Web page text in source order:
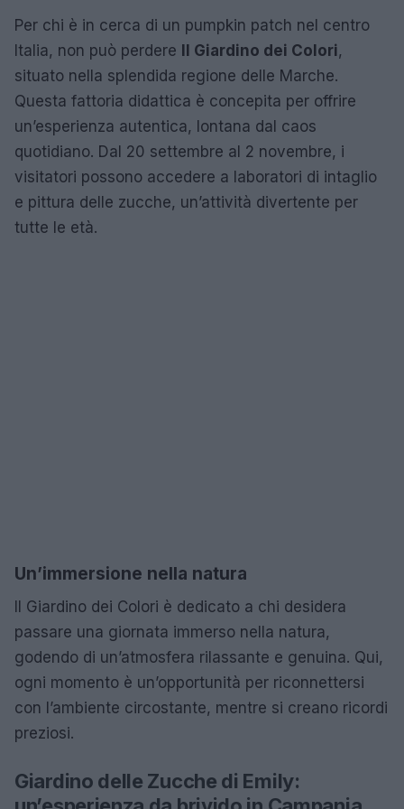
Per chi è in cerca di un pumpkin patch nel centro
Italia, non può perdere Il Giardino dei Colori,
situato nella splendida regione delle Marche.
Questa fattoria didattica è concepita per offrire
un’esperienza autentica, lontana dal caos
quotidiano. Dal 20 settembre al 2 novembre, i
visitatori possono accedere a laboratori di intaglio
e pittura delle zucche, un’attività divertente per
tutte le età.
Un’immersione nella natura
Il Giardino dei Colori è dedicato a chi desidera
passare una giornata immerso nella natura,
godendo di un’atmosfera rilassante e genuina. Qui,
ogni momento è un’opportunità per riconnettersi
con l’ambiente circostante, mentre si creano ricordi
preziosi.
Giardino delle Zucche di Emily: